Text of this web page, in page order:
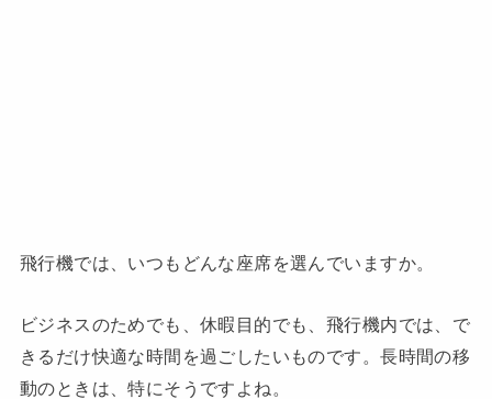
飛行機では、いつもどんな座席を選んでいますか。
ビジネスのためでも、休暇目的でも、飛行機内では、で
きるだけ快適な時間を過ごしたいものです。長時間の移
動のときは、特にそうですよね。